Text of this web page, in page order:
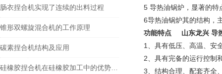
肠衣捏合机实现了连续的出料过程
锥形双螺旋混合机的工作原理
碳素捏合机结构及应用
5 导热油锅炉，显著的
6导热油锅炉其的结构，
功能特点
山东龙兴 导
1、具有低压、高温、安
2、具有完备的运行控制
3、结构合理、配套齐全